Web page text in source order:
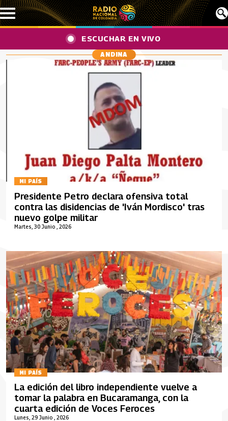
Pasar al contenido principal
ESCUCHAR EN VIVO
ANDINA
MI PAÍS
Martes, 30 Junio , 2026
Presidente Petro declara ofensiva total
contra las disidencias de 'Iván Mordisco' tras
nuevo golpe militar
MI PAÍS
Lunes, 29 Junio , 2026
La edición del libro independiente vuelve a
tomar la palabra en Bucaramanga, con la
cuarta edición de Voces Feroces